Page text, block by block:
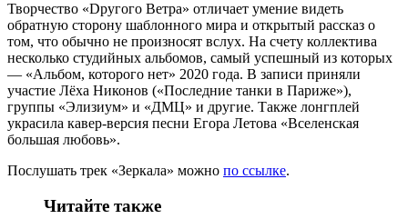
Творчество «Dругого Ветра» отличает умение видеть
обратную сторону шаблонного мира и открытый рассказ о
том, что обычно не произносят вслух. На счету коллектива
несколько студийных альбомов, самый успешный из которых
— «Альбом, которого нет» 2020 года. В записи приняли
участие Лёха Никонов («Последние танки в Париже»),
группы «Элизиум» и «ДМЦ» и другие. Также лонгплей
украсила кавер-версия песни Егора Летова «Вселенская
большая любовь».
Послушать трек «Зеркала» можно по ссылке.
Читайте также